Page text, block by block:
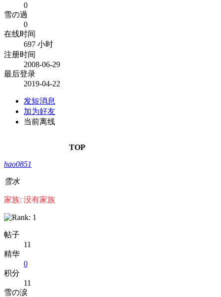
0
雪の過
0
在线时间
697 小时
注册时间
2008-06-29
最后登录
2019-04-22
发短消息
加为好友
当前离线
TOP
hao0851
雪水
家族: 没有家族
帖子
11
精华
0
积分
11
雪の涙